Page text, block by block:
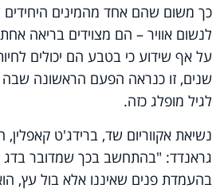
כך משום שהם אחד מהמינים היחידים
לנשום אוויר – הם מצוידים בריאה
על אף שידוע כי בטבע הם יכולים
שנים, זו כנראה הפעם הראשונה
לגיל מופלג כזה.
נשיאת אקווריום שד, ברידג'ט
גראנדד: "בהתחשב בכך שמדובר בדג
בהעמדת פנים שאיננו אלא בול עץ,